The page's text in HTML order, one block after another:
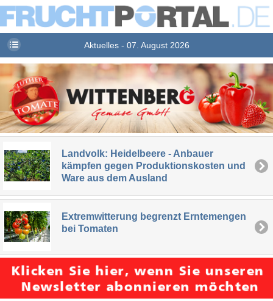
Aktuelles - 07. August 2026
Landvolk: Heidelbeere - Anbauer
kämpfen gegen Produktionskosten und
Ware aus dem Ausland
Extremwitterung begrenzt Erntemengen
bei Tomaten